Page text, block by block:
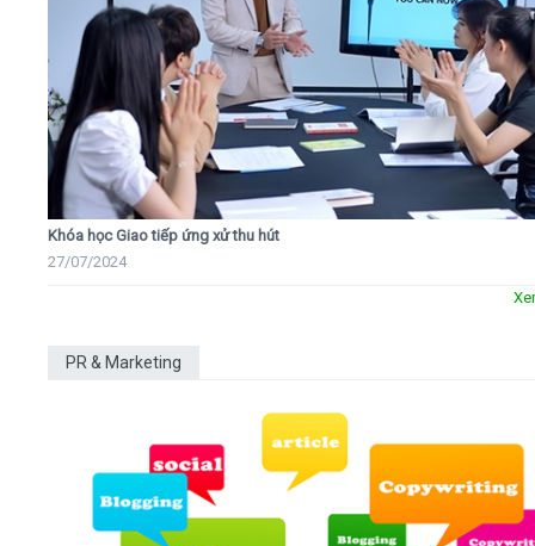
Khóa học Giao tiếp ứng xử thu hút
27/07/2024
PR & Marketing